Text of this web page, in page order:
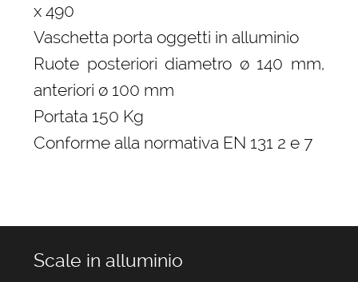
x 490
Vaschetta porta oggetti in alluminio
Ruote posteriori diametro ø 140 mm,
anteriori ø 100 mm
Portata 150 Kg
Conforme alla normativa EN 131 2 e 7
Scale in alluminio